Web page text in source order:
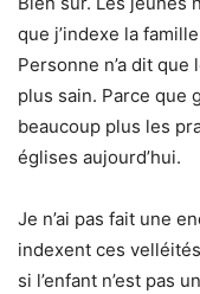
que j’indexe la
Personne n’a dit
plus sain. Parce que
beaucoup plus les
églises aujourd’hui.
Je n’ai pas fait une
indexent ces
si l’enfant n’est pas